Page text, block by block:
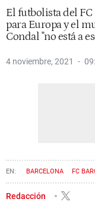
El futbolista del
para Europa y el
Condal "no está a
4 noviembre, 2021
BARCELONA FC
Redacción